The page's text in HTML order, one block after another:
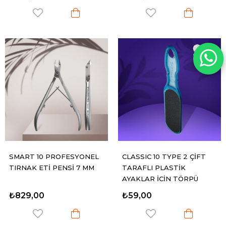
SMART 10 PROFESYONEL
TIRNAK ETİ PENSİ 7 MM
₺829,00
CLASSIC 10 TYPE 2 ÇİFT
TARAFLI PLASTİK
AYAKLAR İÇİN TÖRPÜ
₺59,00